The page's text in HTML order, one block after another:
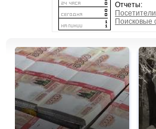
Отчеты:
Посетители
Поисковые